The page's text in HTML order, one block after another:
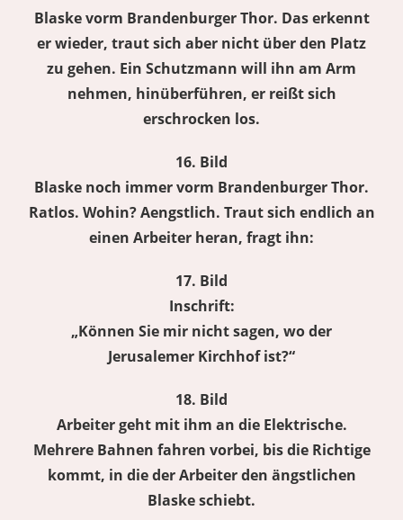
Blaske vorm Brandenburger Thor. Das erkennt
er wieder, traut sich aber nicht über den Platz
zu gehen. Ein Schutzmann will ihn am Arm
nehmen, hinüberführen, er reißt sich
erschrocken los.
16. Bild
Blaske noch immer vorm Brandenburger Thor.
Ratlos. Wohin? Aengstlich. Traut sich endlich an
einen Arbeiter heran, fragt ihn:
17. Bild
Inschrift:
„Können Sie mir nicht sagen, wo der
Jerusalemer Kirchhof ist?“
18. Bild
Arbeiter geht mit ihm an die Elektrische.
Mehrere Bahnen fahren vorbei, bis die Richtige
kommt, in die der Arbeiter den ängstlichen
Blaske schiebt.